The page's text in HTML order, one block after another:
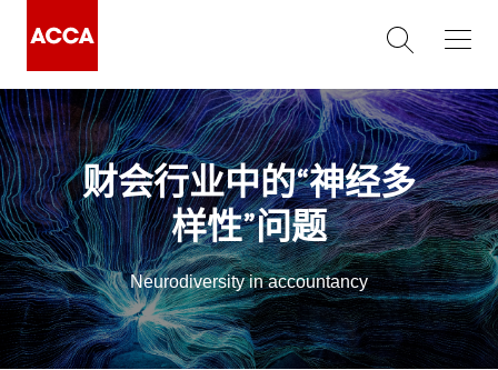
财会行业中的“神经多
样性”问题
Neurodiversity in accountancy